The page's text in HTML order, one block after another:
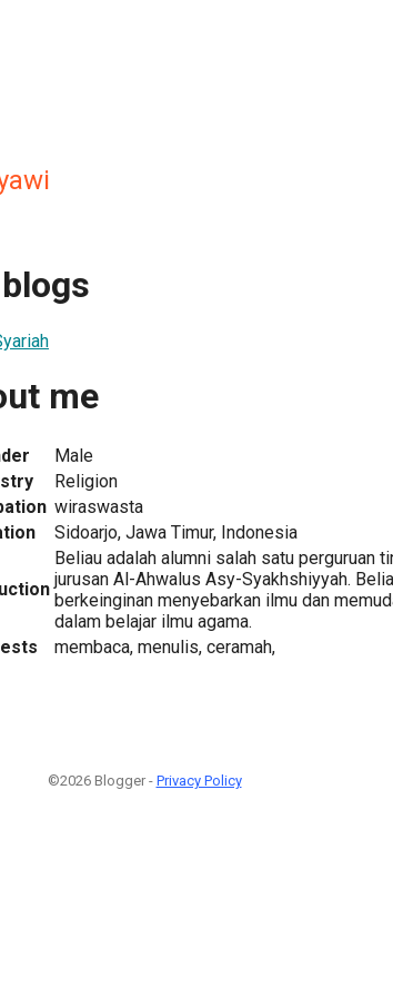
me
Male
Religion
wiraswasta
Sidoarjo, Jawa Timur, Indonesia
Beliau adalah alumni salah satu perguruan
jurusan Al-Ahwalus Asy-Syakhshiyyah.
berkeinginan menyebarkan ilmu dan
dalam belajar ilmu agama.
membaca, menulis, ceramah,
©2026 Blogger - Privacy Policy